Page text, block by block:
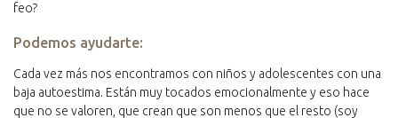
feo?
Podemos ayudarte:
Cada vez más nos encontramos con niños y adolescentes con una
baja autoestima. Están muy tocados emocionalmente y eso hace
que no se valoren, que crean que son menos que el resto (soy